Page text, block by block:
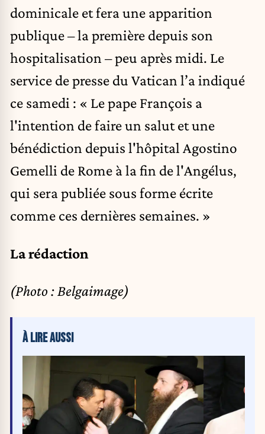
dominicale et fera une apparition
publique – la première depuis son
hospitalisation – peu après midi. Le
service de presse du Vatican l’a indiqué
ce samedi : « Le pape François a
l'intention de faire un salut et une
bénédiction depuis l'hôpital Agostino
Gemelli de Rome à la fin de l'Angélus,
qui sera publiée sous forme écrite
comme ces dernières semaines. »
La rédaction
(Photo : Belgaimage)
À LIRE AUSSI